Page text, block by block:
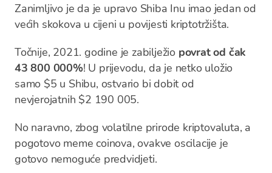
Zanimljivo je da je upravo Shiba Inu imao jedan od
većih skokova u cijeni u povijesti kriptotržišta.
Točnije, 2021. godine je zabilježio povrat od čak
43 800 000%! U prijevodu, da je netko uložio
samo $5 u Shibu, ostvario bi dobit od
nevjerojatnih $2 190 005.
No naravno, zbog volatilne prirode kriptovaluta, a
pogotovo meme coinova, ovakve oscilacije je
gotovo nemoguće predvidjeti.